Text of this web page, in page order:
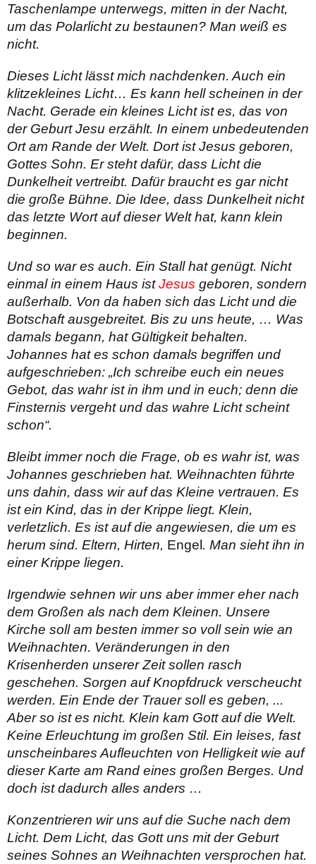
Taschenlampe unterwegs, mitten in der Nacht,
um das Polarlicht zu bestaunen? Man weiß es
nicht.
Dieses Licht lässt mich nachdenken. Auch ein
klitzekleines Licht… Es kann hell scheinen in der
Nacht. Gerade ein kleines Licht ist es, das von
der Geburt Jesu erzählt. In einem un­bedeutenden
Ort am Rande der Welt. Dort ist Jesus geboren,
Gottes Sohn. Er steht dafür, dass Licht die
Dunkelheit vertreibt. Dafür braucht es gar nicht
die große Bühne. Die Idee, dass Dunkelheit nicht
das letzte Wort auf dieser Welt hat, kann klein
beginnen.
Und so war es auch. Ein Stall hat genügt. Nicht
einmal in einem Haus istJesus geboren, sondern
außerhalb. Von da haben sich das Licht und die
Botschaft ausgebreitet. Bis zu uns heute, … Was
damals begann, hat Gültigkeit behalten.
Johannes hat es schon damals begriffen und
aufgeschrieben: „Ich schreibe euch ein neues
Gebot, das wahr ist in ihm und in euch; denn die
Finsternis vergeht und das wahre Licht scheint
schon“.
Bleibt immer noch die Frage, ob es wahr ist, was
Johannes geschrieben hat. Weihnachten führte
uns dahin, dass wir auf das Kleine vertrauen. Es
ist ein Kind, das in der Krippe liegt. Klein,
verletzlich. Es ist auf die angewiesen, die um es
herum sind. Eltern, Hirten, Engel . Man sieht ihn in
einer Krippe liegen.
Irgendwie sehnen wir uns aber immer eher nach
dem Großen als nach dem Kleinen. Unsere
Kirche soll am besten immer so voll sein wie an
Weihnachten. Veränderungen in den
Krisenherden unserer Zeit sollen rasch
geschehen. Sorgen auf Knopfdruck verscheucht
werden. Ein Ende der Trauer soll es geben, ...
Aber so ist es nicht. Klein kam Gott auf die Welt.
Keine Erleuchtung im großen Stil. Ein leises, fast
unscheinbares Aufleuchten von Helligkeit wie auf
dieser Karte am Rand eines großen Berges. Und
doch ist dadurch alles anders …
Konzentrieren wir uns auf die Suche nach dem
Licht. Dem Licht, das Gott uns mit der Geburt
seines Sohnes an Weih­nachten versprochen hat.